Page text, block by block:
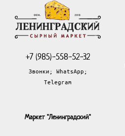
+7 (985)-558-52-32
Звонки; WhatsApp;
Telegram
Маркет "Ленинградский"